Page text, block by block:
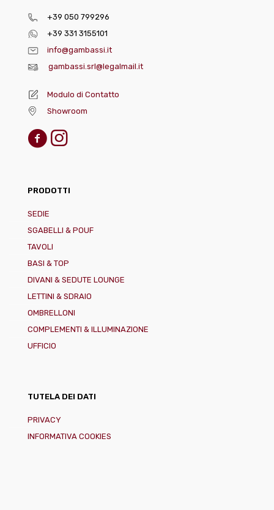
+39 050 799296
+39 331 3155101
info@gambassi.it
gambassi.srl@legalmail.it
Modulo di Contatto
Showroom
PRODOTTI
SEDIE
SGABELLI & POUF
TAVOLI
BASI & TOP
DIVANI & SEDUTE LOUNGE
LETTINI & SDRAIO
OMBRELLONI
COMPLEMENTI & ILLUMINAZIONE
UFFICIO
TUTELA DEI DATI
PRIVACY
INFORMATIVA COOKIES